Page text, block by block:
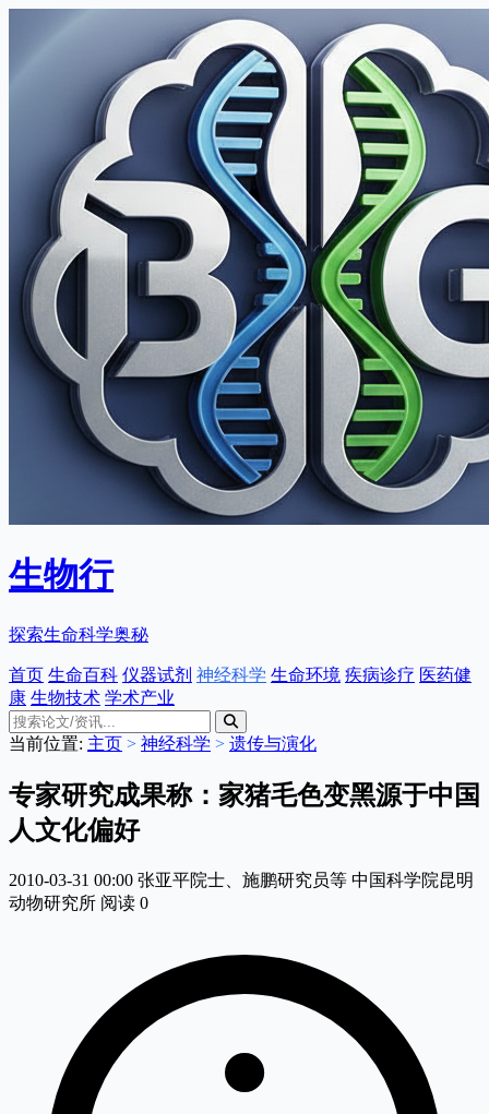
生物行
探索生命科学奥秘
首页 生命百科 仪器试剂 神经科学 生命环境 疾病诊疗 医药健
康 生物技术 学术产业
当前位置: 主页 > 神经科学 > 遗传与演化
专家研究成果称：家猪毛色变黑源于中国
人文化偏好
2010-03-31 00:00 张亚平院士、施鹏研究员等 中国科学院昆明
动物研究所 阅读 0